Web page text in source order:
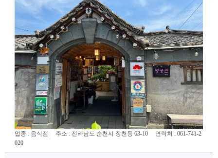
업종 : 음식점 주소 : 전라남도 순천시 장천동 63-10
연락처 : 061-741-2
020